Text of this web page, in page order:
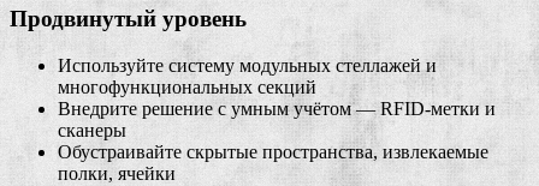
Продвинутый уровень
Используйте систему модульных стеллажей и
многофункциональных секций
Внедрите решение с умным учётом — RFID-метки и
сканеры
Обустраивайте скрытые пространства, извлекаемые
полки, ячейки